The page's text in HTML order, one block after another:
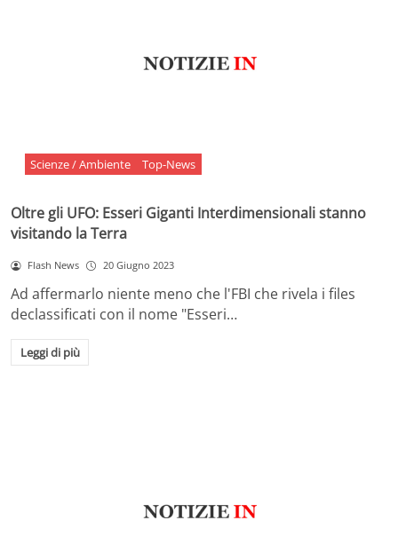
Scienze / Ambiente Top-News
Oltre gli UFO: Esseri Giganti Interdimensionali stanno
visitando la Terra
Flash News 20 Giugno 2023
Ad affermarlo niente meno che l'FBI che rivela i files
declassificati con il nome "Esseri…
Leggi di più